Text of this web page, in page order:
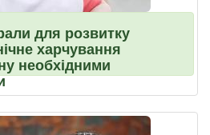
для розвитку
харчування
необхідними